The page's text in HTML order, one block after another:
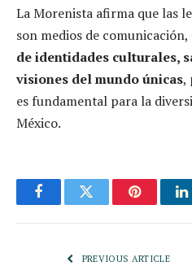
La Morenista afirma que las
son medios de
de identidades culturales,
visiones del mundo únicas,
es fundamental para la
México.
FacebookTwitter Pinterest
PREVIOUS ARTICLE